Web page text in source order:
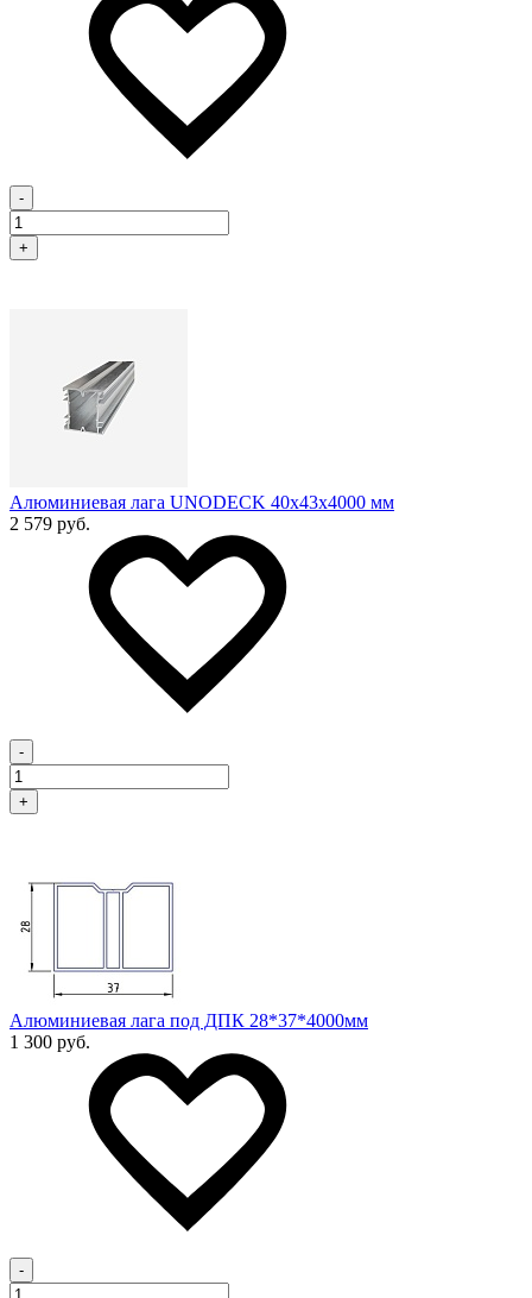
-
+
Алюминиевая лага UNODECK 40х43x4000 мм
2 579 руб.
-
+
Алюминиевая лага под ДПК 28*37*4000мм
1 300 руб.
-